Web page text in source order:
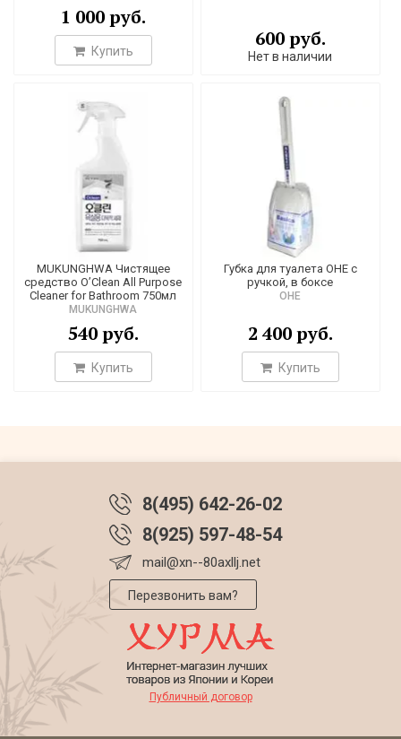
1 000 руб.
Купить
600 руб.
Нет в наличии
MUKUNGHWA Чистящее
средство O’Clean All Purpose
Cleaner for Bathroom 750мл
MUKUNGHWA
540 руб.
Купить
Губка для туалета OHE с
ручкой, в боксе
OHE
2 400 руб.
Купить
Публичный договор
8(495) 642-26-02
8(925) 597-48-54
mail@xn--80axllj.net
Перезвонить вам?